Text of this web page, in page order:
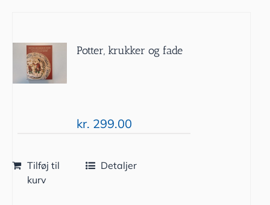
Potter, krukker og fade
kr. 299.00
Tilføj til
kurv
Detaljer